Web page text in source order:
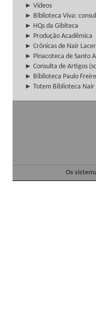
► Vídeos
► Biblioteca Viva:
► HQs da Gibiteca
► Produção Acadêmica
► Crônicas de Nair
► Pinacoteca de Santo
► Consulta de Artigos
► Biblioteca Paulo Freire
► Totem Biblioteca Nair
Os